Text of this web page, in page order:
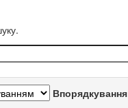
Впорядкування